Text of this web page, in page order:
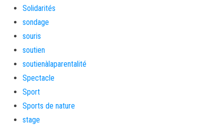
Solidarités
sondage
souris
soutien
soutienàlaparentalité
Spectacle
Sport
Sports de nature
stage